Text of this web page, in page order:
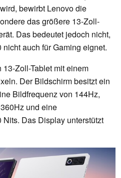
bewirbt Lenovo die
das größere 13-Zoll-
Das bedeutet jedoch nicht,
auch für Gaming eignet.
Zoll-Tablet mit einem
Der Bildschirm besitzt ein
Bildfrequenz von 144Hz,
und eine
Das Display unterstützt